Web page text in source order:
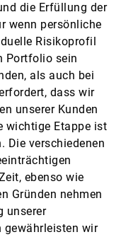
die Erfüllung der
wenn persönliche
Risikoprofil
Portfolio sein
als auch bei
dass wir
unserer Kunden
wichtige Etappe ist
Die verschiedenen
ebenso wie
Gründen nehmen
unserer
gewährleisten wir